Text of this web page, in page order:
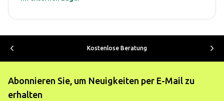
Kostenlose Beratung
Abonnieren Sie, um Neuigkeiten per E-Mail zu
erhalten